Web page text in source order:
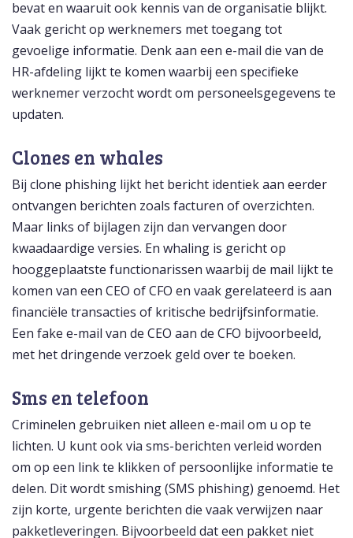
bevat en waaruit ook kennis van de organisatie blijkt.
Vaak gericht op werknemers met toegang tot
gevoelige informatie. Denk aan een e-mail die van de
HR-afdeling lijkt te komen waarbij een specifieke
werknemer verzocht wordt om personeelsgegevens te
updaten.
Clones en whales
Bij clone phishing lijkt het bericht identiek aan eerder
ontvangen berichten zoals facturen of overzichten.
Maar links of bijlagen zijn dan vervangen door
kwaadaardige versies. En whaling is gericht op
hooggeplaatste functionarissen waarbij de mail lijkt te
komen van een CEO of CFO en vaak gerelateerd is aan
financiële transacties of kritische bedrijfsinformatie.
Een fake e-mail van de CEO aan de CFO bijvoorbeeld,
met het dringende verzoek geld over te boeken.
Sms en telefoon
Criminelen gebruiken niet alleen e-mail om u op te
lichten. U kunt ook via sms-berichten verleid worden
om op een link te klikken of persoonlijke informatie te
delen. Dit wordt smishing (SMS phishing) genoemd. Het
zijn korte, urgente berichten die vaak verwijzen naar
pakketleveringen. Bijvoorbeeld dat een pakket niet